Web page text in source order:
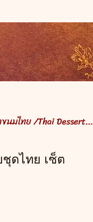
นมไทย /Thai Dessert...
ชุดไทย เซ็ต